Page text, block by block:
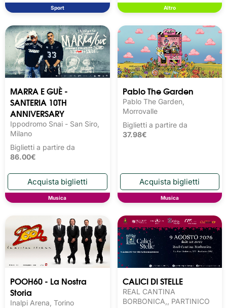
Sport Altro
MARRA E GUÈ -
SANTERIA 10TH
ANNIVERSARY
Ippodromo Snai - San Siro,
Milano
Biglietti a partire da
86.00€
Musica
Pablo The Garden
Pablo The Garden,
Morrovalle
Biglietti a partire da
37.98€
Musica
POOH60 - La Nostra
Storia
Inalpi Arena, Torino
CALICI DI STELLE
REAL CANTINA
BORBONICA,, PARTINICO